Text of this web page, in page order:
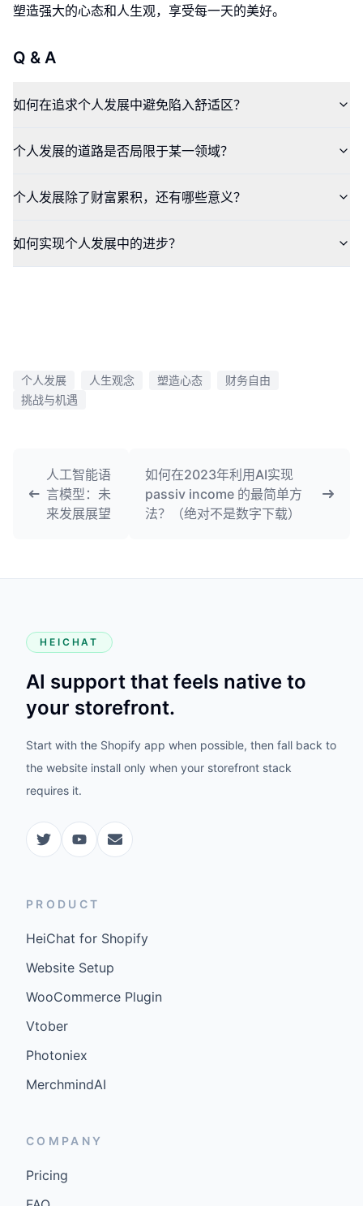
塑造强大的心态和人生观，享受每一天的美好。
Q & A
如何在追求个人发展中避免陷入舒适区？
个人发展的道路是否局限于某一领域？
个人发展除了财富累积，还有哪些意义？
如何实现个人发展中的进步？
个人发展 人生观念 塑造心态
财务自由
挑战与机遇
人工智能语
言模型：未
来发展展望
如何在2023年利用AI实现
passiv income 的最简单方
法？（绝对不是数字下载）
HEICHAT
AI support that feels native to
your storefront.
Start with the Shopify app when possible, then fall back to
the website install only when your storefront stack
requires it.
PRODUCT
HeiChat for Shopify
Website Setup
WooCommerce Plugin
Vtober
Photoniex
MerchmindAI
COMPANY
Pricing